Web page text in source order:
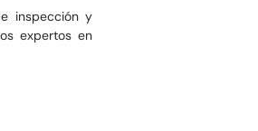
inspección y
expertos en